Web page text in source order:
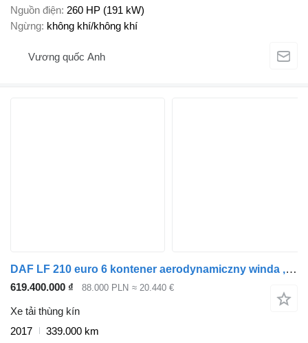
Nguồn điện 260 HP (191 kW)
Ngừng không khí/không khí
Vương quốc Anh
DAF LF 210 euro 6 kontener aerodynamiczny winda ,339tys.km 4.5dm³
619.400.000 ₫ 88.000 PLN ≈ 20.440 €
Xe tải thùng kín
2017
339.000 km